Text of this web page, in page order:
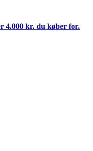
4.000 kr. du køber for.